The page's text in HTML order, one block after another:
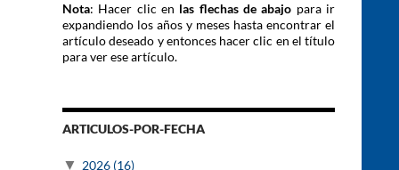
Nota: Hacer clic en las flechas de abajo para ir
expandiendo los años y meses hasta encontrar el
artículo deseado y entonces hacer clic en el título
para ver ese artículo.
ARTICULOS-POR-FECHA
▼ 2026 (16)